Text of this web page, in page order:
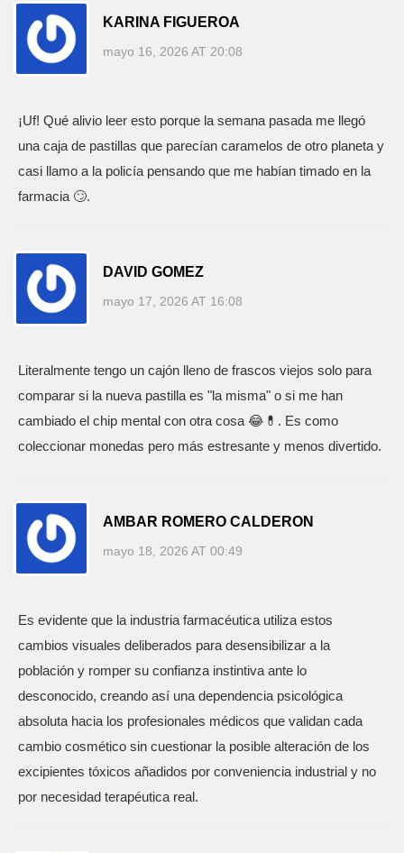
KARINA FIGUEROA
mayo 16, 2026 AT 20:08
¡Uf! Qué alivio leer esto porque la semana pasada me llegó
una caja de pastillas que parecían caramelos de otro planeta y
casi llamo a la policía pensando que me habían timado en la
farmacia 🙄.
DAVID GOMEZ
mayo 17, 2026 AT 16:08
Literalmente tengo un cajón lleno de frascos viejos solo para
comparar si la nueva pastilla es "la misma" o si me han
cambiado el chip mental con otra cosa 😂💊. Es como
coleccionar monedas pero más estresante y menos divertido.
AMBAR ROMERO CALDERON
mayo 18, 2026 AT 00:49
Es evidente que la industria farmacéutica utiliza estos
cambios visuales deliberados para desensibilizar a la
población y romper su confianza instintiva ante lo
desconocido, creando así una dependencia psicológica
absoluta hacia los profesionales médicos que validan cada
cambio cosmético sin cuestionar la posible alteración de los
excipientes tóxicos añadidos por conveniencia industrial y no
por necesidad terapéutica real.